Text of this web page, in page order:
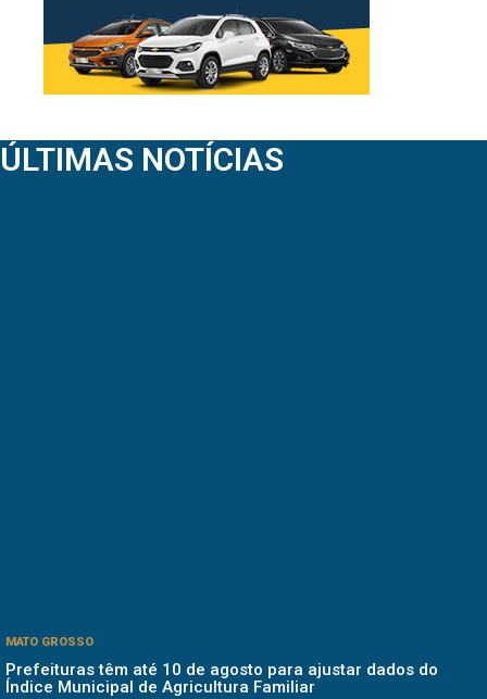
ÚLTIMAS NOTÍCIAS
MATO GROSSO
Prefeituras têm até 10 de agosto para ajustar dados do
Índice Municipal de Agricultura Familiar